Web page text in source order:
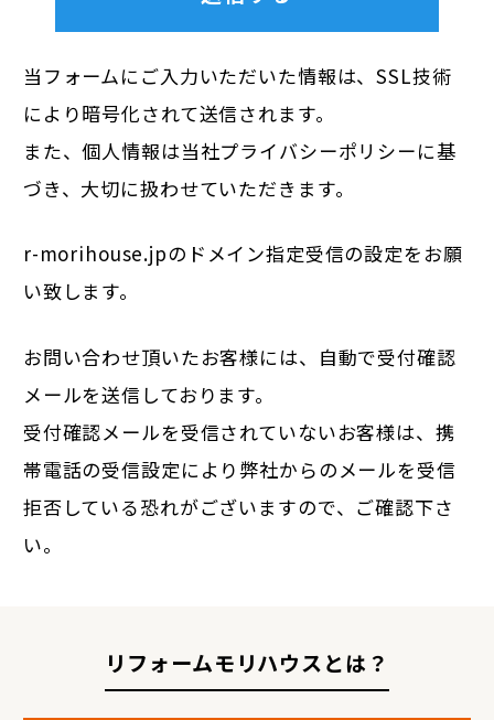
当フォームにご入力いただいた情報は、SSL技術
により暗号化されて送信されます。
また、個人情報は当社プライバシーポリシーに基
づき、大切に扱わせていただきます。
r-morihouse.jpのドメイン指定受信の設定をお願
い致します。
お問い合わせ頂いたお客様には、自動で受付確認
メールを送信しております。
受付確認メールを受信されていないお客様は、携
帯電話の受信設定により弊社からのメールを受信
拒否している恐れがございますので、ご確認下さ
い。
リフォームモリハウスとは？